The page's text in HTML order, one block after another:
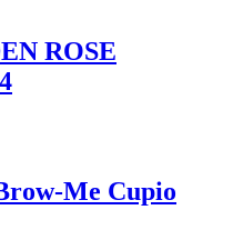
ROSE
Me Cupio